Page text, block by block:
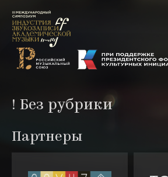
! Без рубрики
Партнеры